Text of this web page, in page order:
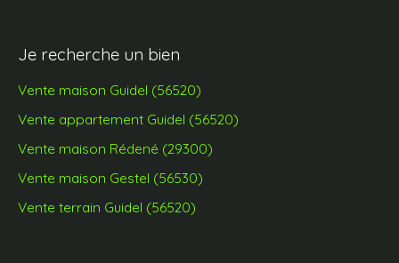
Je recherche un bien
Vente maison Guidel (56520)
Vente appartement Guidel (56520)
Vente maison Rédené (29300)
Vente maison Gestel (56530)
Vente terrain Guidel (56520)